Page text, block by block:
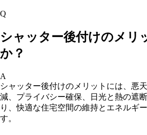
Q
シャッター後付けのメリ
か？
A
シャッター後付けのメリットには、悪
減、プライバシー確保、日光と熱の遮
り、快適な住宅空間の維持とエネルギ
す。